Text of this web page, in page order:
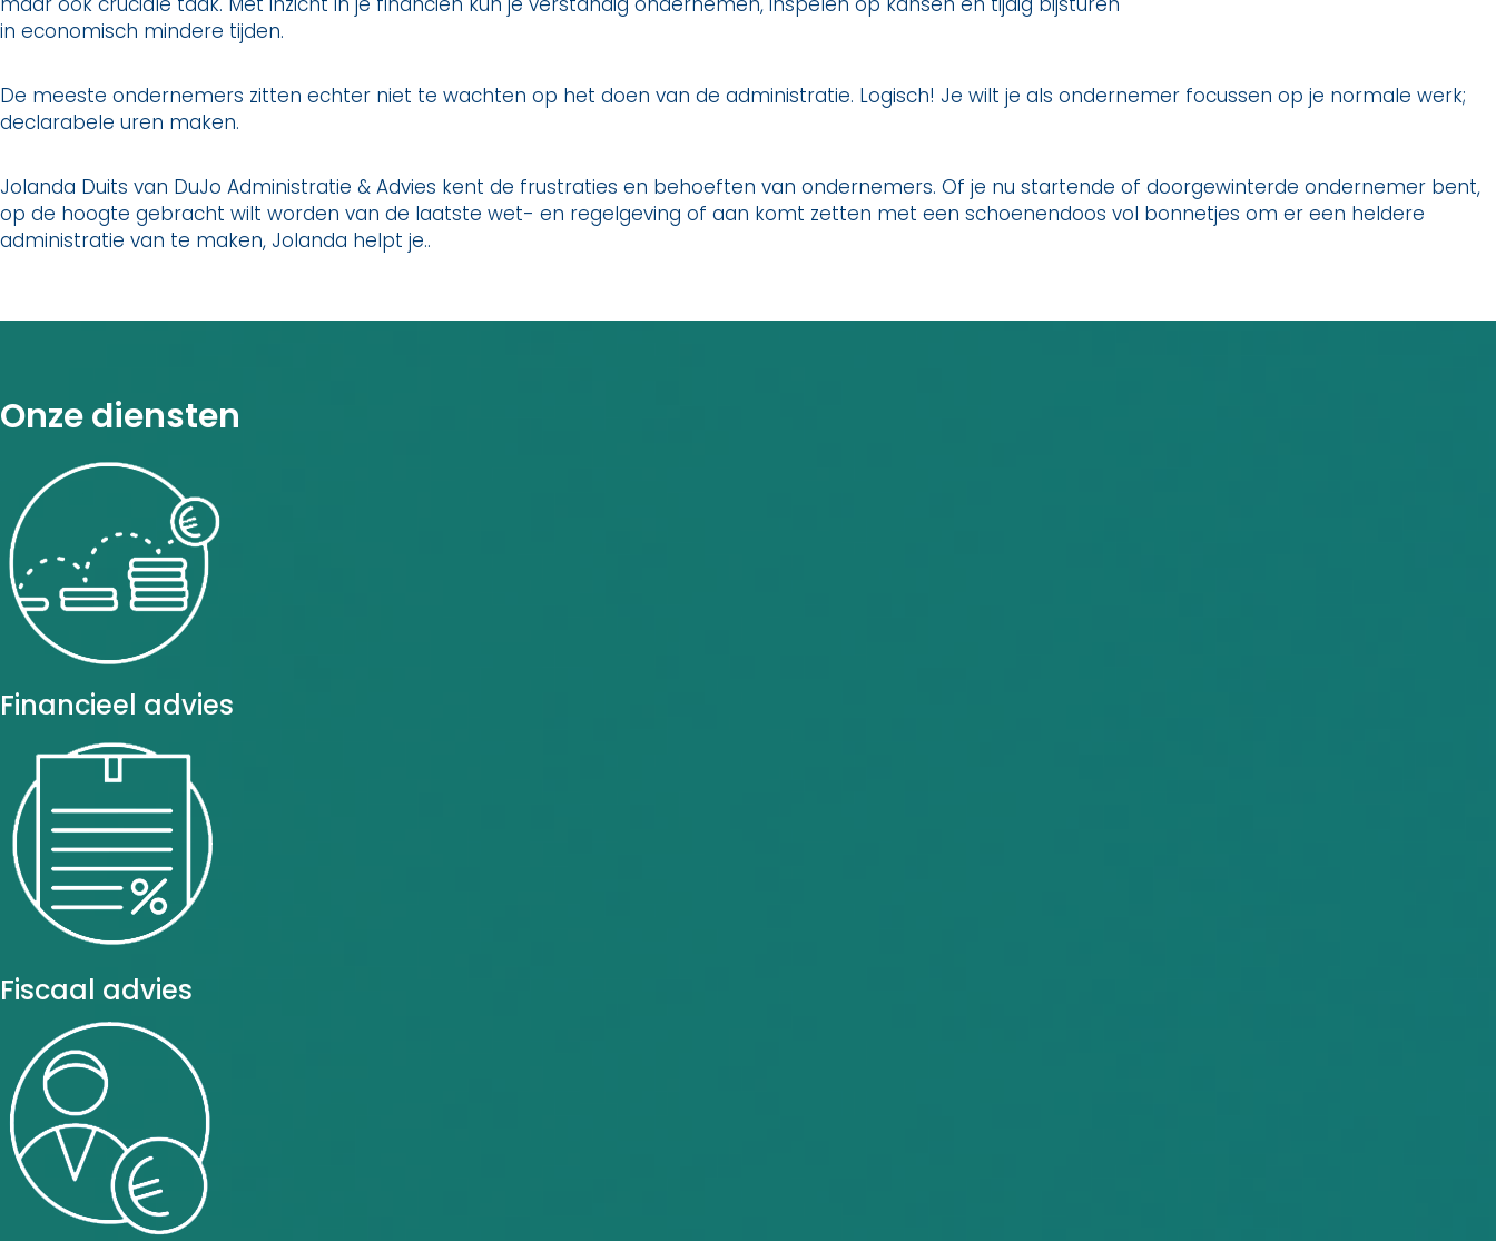
in economisch mindere tijden.
De meeste ondernemers zitten echter niet te wachten op het doen van de administratie. Logisch! Je wilt je als ondernemer focussen op je normale werk;
declarabele uren maken.
Jolanda Duits van DuJo Administratie & Advies kent de frustraties en behoeften van ondernemers. Of je nu startende of doorgewinterde ondernemer bent,
op de hoogte gebracht wilt worden van de laatste wet- en regelgeving of aan komt zetten met een schoenendoos vol bonnetjes om er een heldere
administratie van te maken, Jolanda helpt je..
Onze diensten
Financieel advies
Fiscaal advies